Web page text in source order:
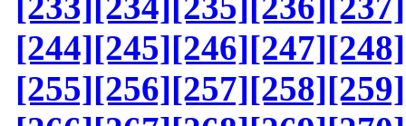
[244][245][246][247][248]
[255][256][257][258][259]